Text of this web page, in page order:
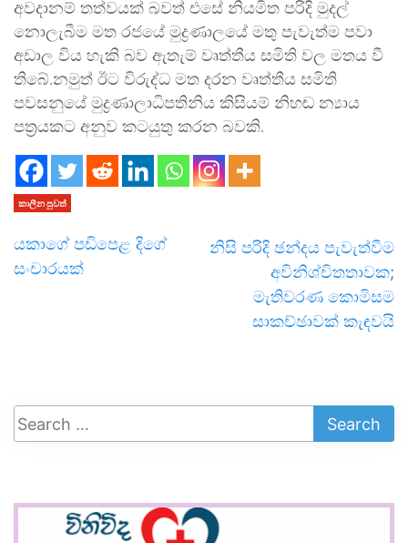
අවදානම් තත්වයක් බවත් එසේ නියමිත පරිදි මුදල්
නොලැබීම මත රජයේ මුද්‍රණාලයේ මතු පැවැත්ම පවා
අඩාල විය හැකි බව ඇතැම් වෘත්තීය සමිති වල මතය වී
තිබේ.නමුත් ඊට විරුද්ධ මත දරන වෘත්තීය සමිති
පවසනුයේ මුද්‍රණාලාධිපතිනිය කිසියම් නිහඬ න්‍යාය
පත්‍රයකට අනුව කටයුතු කරන බවකි.
කාලීන පුවත්
යකාගේ පඩිපෙළ දිගේ
සංචාරයක්
නිසි පරිදි ඡන්දය පැවැත්වීම
අවිනිශ්චිතතාවක;
මැතිවරණ කොමිසම
සාකච්ඡාවක් කැඳවයි